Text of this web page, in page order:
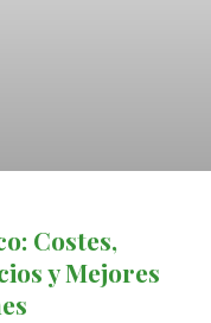
Costes,
y Mejores